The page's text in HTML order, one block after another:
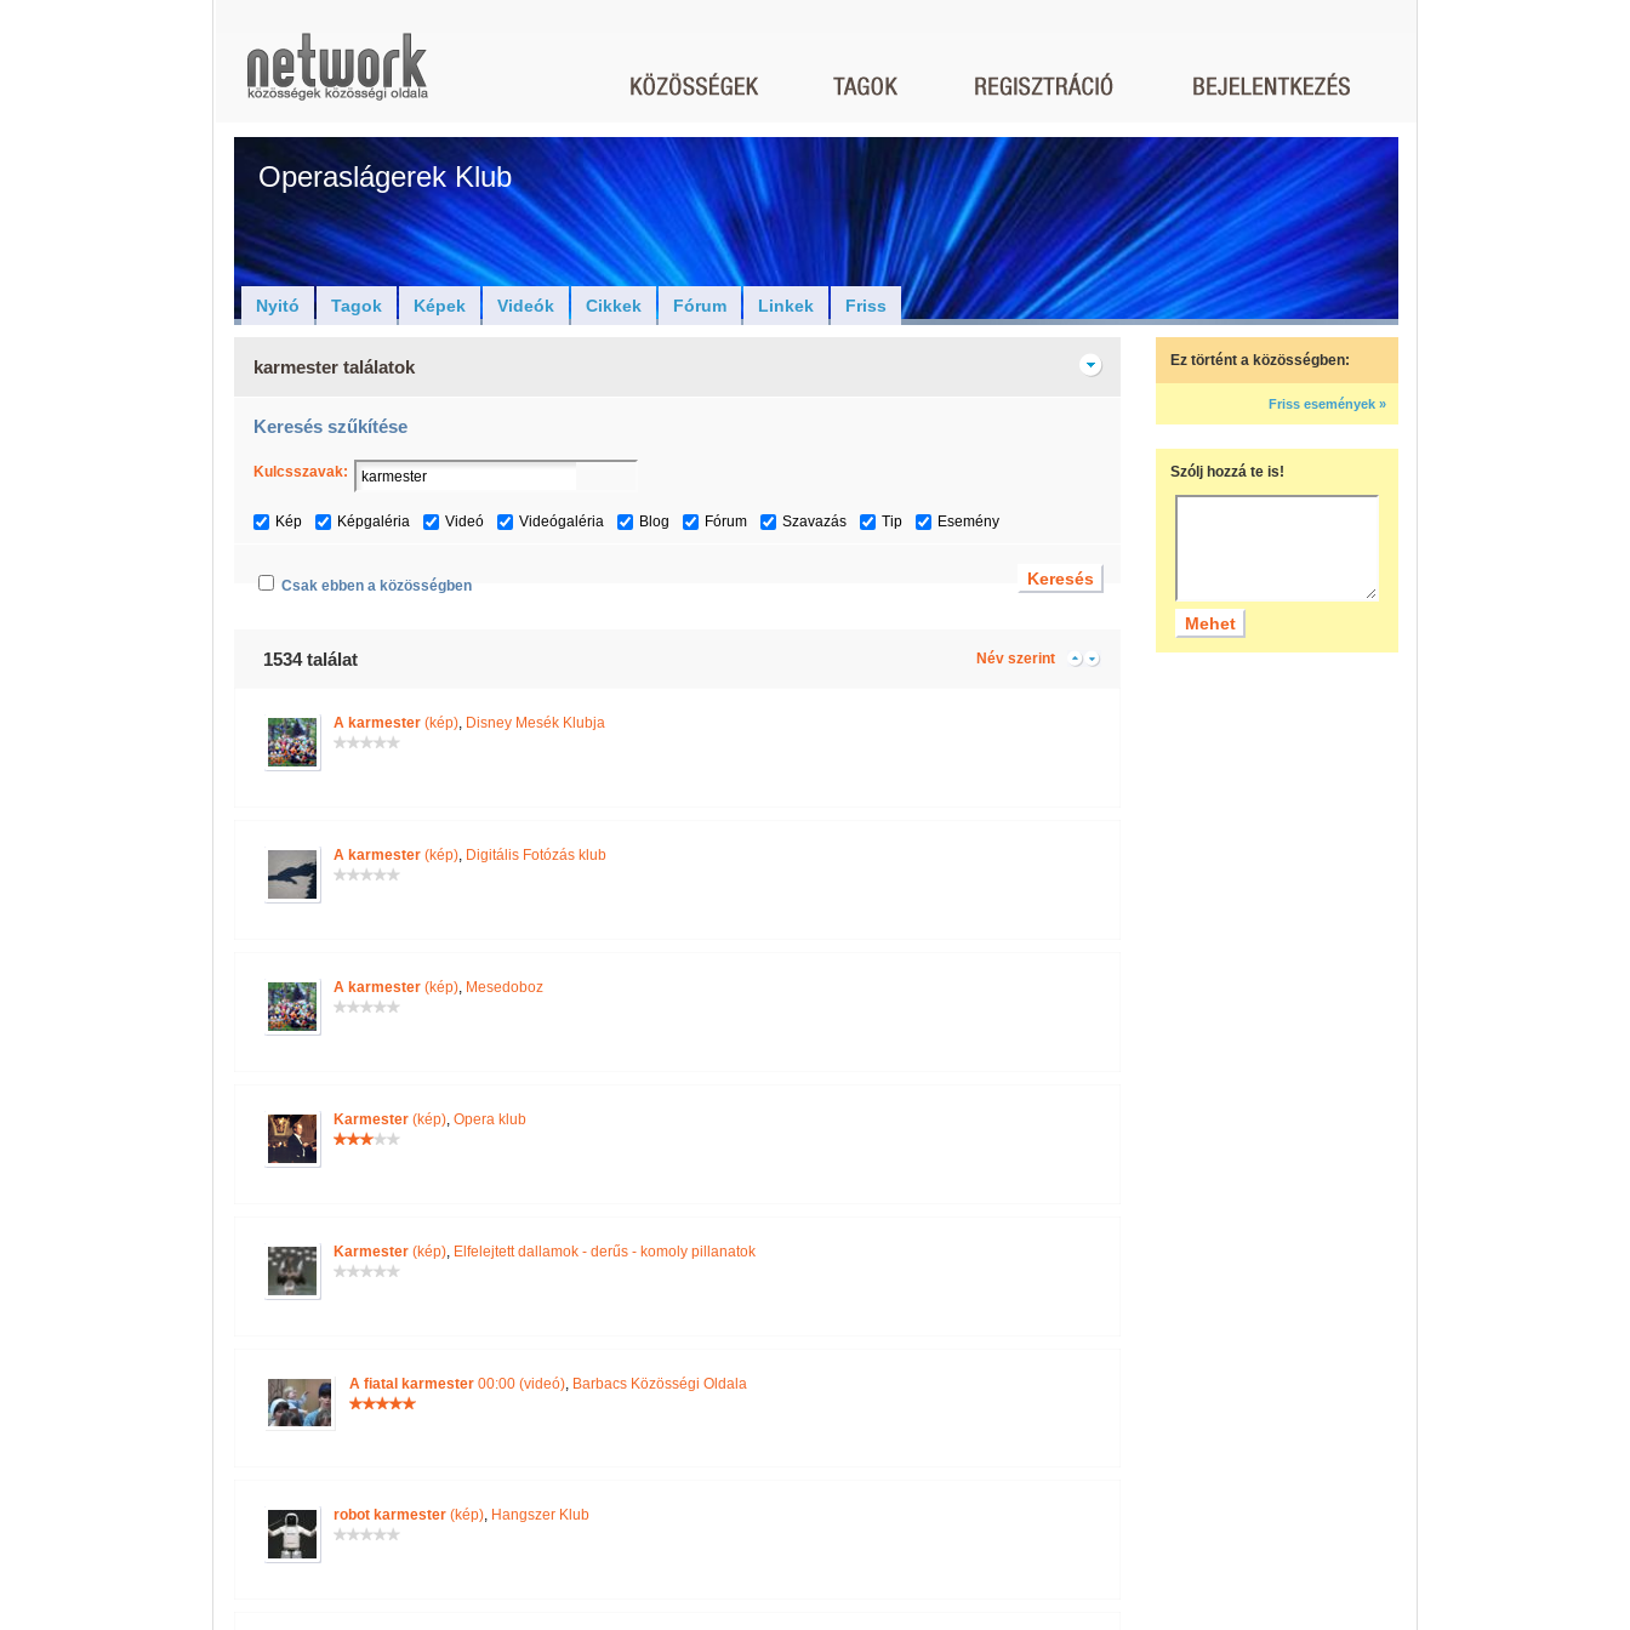
Operaslágerek Klub
Nyitó Tagok Képek Videók Cikkek Fórum Linkek Friss
karmester találatok
Keresés szűkítése
Kulcsszavak:
Kép Képgaléria Videó Videógaléria Blog Fórum Szavazás Tip Esemény
Csak ebben a közösségben
1534 találat Név szerint
A karmester (kép), Disney Mesék Klubja
A karmester (kép), Digitális Fotózás klub
A karmester (kép), Mesedoboz
Karmester (kép), Opera klub
Karmester (kép), Elfelejtett dallamok - derűs - komoly pillanatok
A fiatal karmester 00:00 (videó), Barbacs Közösségi Oldala
robot karmester (kép), Hangszer Klub
Ez történt a közösségben:
Friss események »
Szólj hozzá te is!